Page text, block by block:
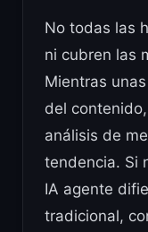
No todas las
ni cubren las
Mientras
del
análisis de
tendencia. Si
IA agente
tradicional,